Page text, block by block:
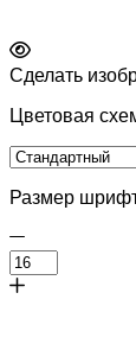
Сделать
Цветовая
Размер